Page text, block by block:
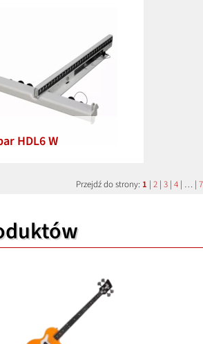
HDL6 W
Przejdź do strony: 1 | 2 | 3 | 4 | … | 7